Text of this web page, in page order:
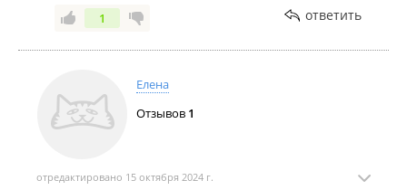
1 ответить
Елена
Отзывов 1
отредактировано 15 октября 2024 г.